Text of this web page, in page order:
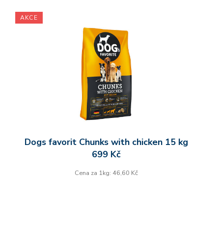
Dogs favorit Chunks with chicken 15 kg
699 Kč
Cena za 1kg: 46,60 Kč
AKCE